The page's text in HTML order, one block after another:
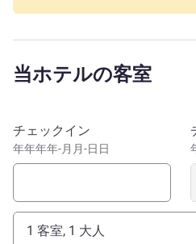
近隣施設：ミッテルラント運
ヴァルダー バート。お出かけ
イビス ハノーバー シティへ
ッフ一同、美しい州都ハノーバ
とを心よりお待ちしております
ください。24 時間いつでもお
Bärbel Vollrath ホテル経営
当ホテルの客室
このホテルを予約
チェックイン
年年年年-月月-日日
1 客室, 1 大人